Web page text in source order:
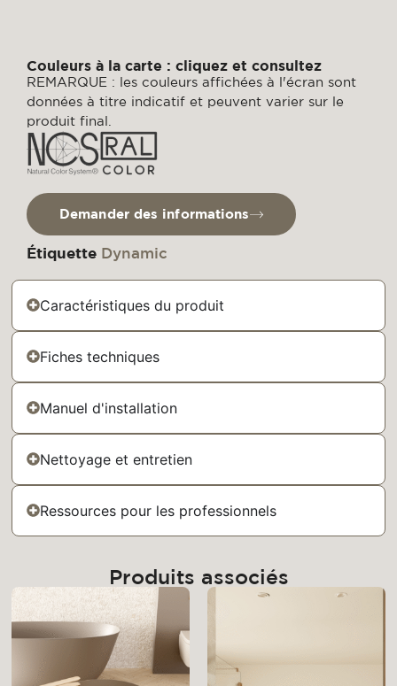
Couleurs à la carte : cliquez et consultez
REMARQUE : les couleurs affichées à l'écran sont
données à titre indicatif et peuvent varier sur le
produit final.
Demander des informations
Étiquette Dynamic
Caractéristiques du produit
Fiches techniques
Manuel d'installation
Nettoyage et entretien
Ressources pour les professionnels
Produits associés